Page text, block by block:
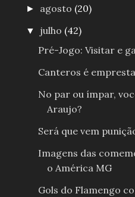
► agosto (20)
▼ julho (42)
Pré-Jogo: Visitar e
Canteros é
No par ou ímpar,
Araujo?
Será que vem
Imagens das
o América MG
Gols do Flamengo